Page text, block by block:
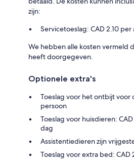
zijn:
Servicetoeslag: CAD 2.10
We hebben alle kosten vermeld
heeft doorgegeven.
Optionele extra's
Toeslag voor het ontbijt voor
persoon
Toeslag voor huisdieren:
dag
Assistentiedieren zijn
Toeslag voor extra bed: CAD